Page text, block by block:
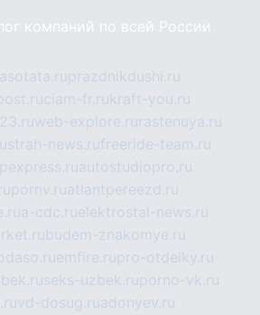
компаний по всей России
prazdnikdushi.ru
ciam-fr.rukraft-you.ru
web-explore.ru rastenuya.ru
strah-news.rufreeride-team.ru
autostudiopro.ru
pornv.ruatlantpereezd.ru
a-cdc.ruelektrostal-news.ru
budem-znakomye.ru
emfire.rupro-otdelky.ru
seks-uzbek.ruporno-vk.ru
vd-dosug.ruadonyev.ru